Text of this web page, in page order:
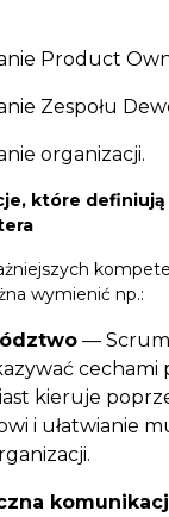
Product
Zespołu
organizacji.
które
wymienić np.:
—
cechami
kieruje
i ułatwianie